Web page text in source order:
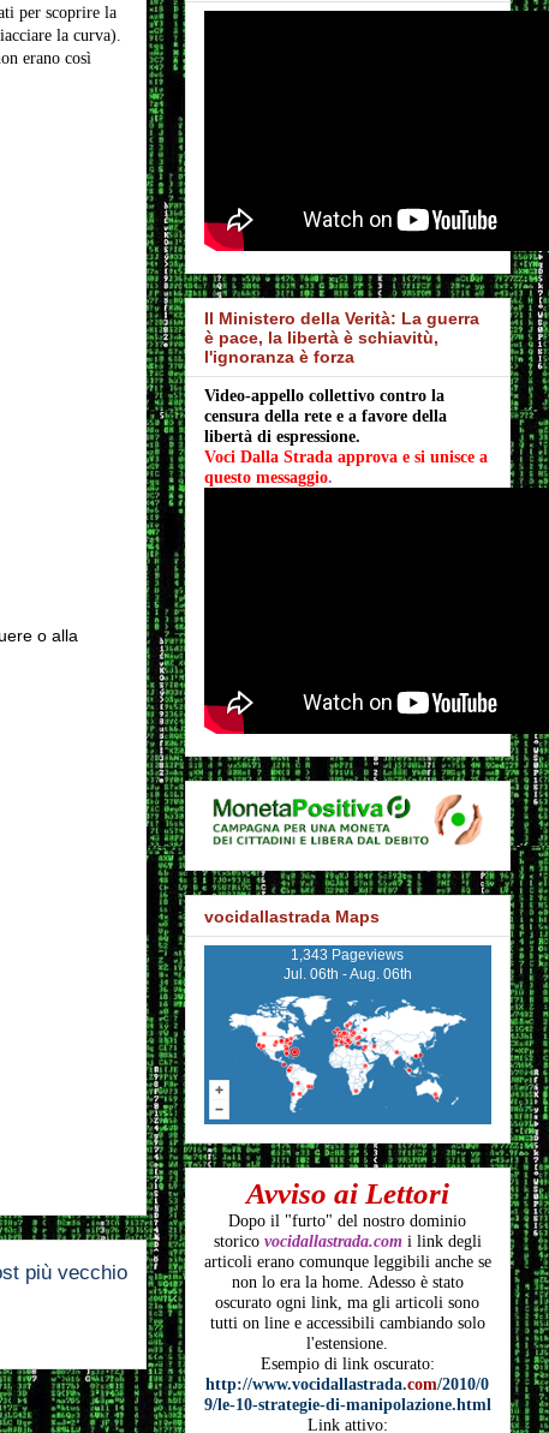
per scoprire la
la curva).
erano così
o alla
più vecchio
Il Ministero della Verità: La guerra
è pace, la libertà è schiavitù,
l'ignoranza è forza
Video-appello collettivo contro la
censura della rete e a favore della
libertà di espressione.
Voci Dalla Strada approva e si unisce a
questo messaggio.
vocidallastrada Maps
1,343 Pageviews
Jul. 06th - Aug. 06th
Avviso ai Lettori
Dopo il "furto" del nostro dominio
storico vocidallastrada.comi link degli
articoli erano comunque leggibili anche se
non lo era la home. Adesso è stato
oscurato ogni link, ma gli articoli sono
tutti on line e accessibili cambiando solo
l'estensione.
Esempio di link oscurato:
http://www.vocidallastrada.com/2010/0
9/le-10-strategie-di-manipolazione.html
Link attivo: